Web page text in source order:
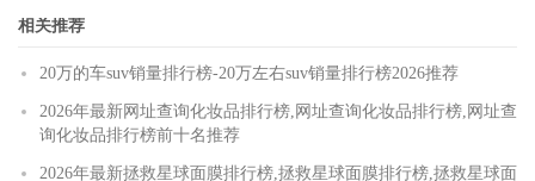
相关推荐
20万的车suv销量排行榜-20万左右suv销量排行榜2026推荐
2026年最新网址查询化妆品排行榜,网址查询化妆品排行榜,网址查
询化妆品排行榜前十名推荐
2026年最新拯救星球面膜排行榜,拯救星球面膜排行榜,拯救星球面